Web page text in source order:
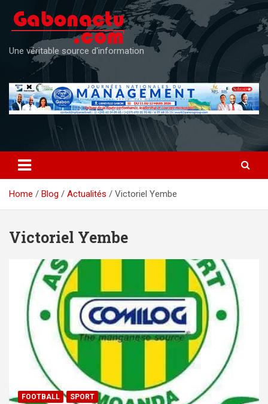
content
Une véritable source d'information
Home Blog Actualités Victoriel Yembe
Victoriel Yembe
FOOTBALL SPORT